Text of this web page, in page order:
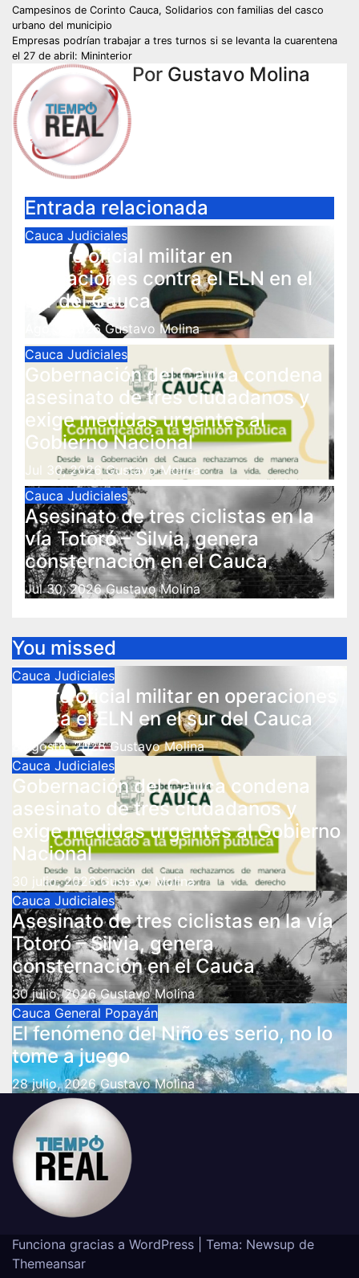
Navegación
de
entradas
Campesinos de Corinto Cauca, Solidarios con familias del casco
urbano del municipio
Empresas podrían trabajar a tres turnos si se levanta la cuarentena
el 27 de abril: Mininterior
Por Gustavo Molina
Entrada relacionada
Cauca Judiciales
Muere oficial militar en
operaciones contra el ELN en el
sur del Cauca
Ago 3, 2026 Gustavo Molina
Cauca Judiciales
Gobernación del Cauca condena
asesinato de tres ciudadanos y
exige medidas urgentes al
Gobierno Nacional
Jul 30, 2026Gustavo Molina
Cauca Judiciales
Asesinato de tres ciclistas en la
vía Totoró – Silvia, genera
consternación en el Cauca
Jul 30, 2026Gustavo Molina
You missed
Cauca Judiciales
Muere oficial militar en operaciones
contra el ELN en el sur del Cauca
3 agosto, 2026Gustavo Molina
Cauca Judiciales
Gobernación del Cauca condena
asesinato de tres ciudadanos y
exige medidas urgentes al Gobierno
Nacional
30 julio, 2026Gustavo Molina
Cauca Judiciales
Asesinato de tres ciclistas en la vía
Totoró – Silvia, genera
consternación en el Cauca
30 julio, 2026Gustavo Molina
Cauca General Popayán
El fenómeno del Niño es serio, no lo
tome a juego
28 julio, 2026Gustavo Molina
Funciona gracias a WordPress
Tema: Newsup de
Themeansar